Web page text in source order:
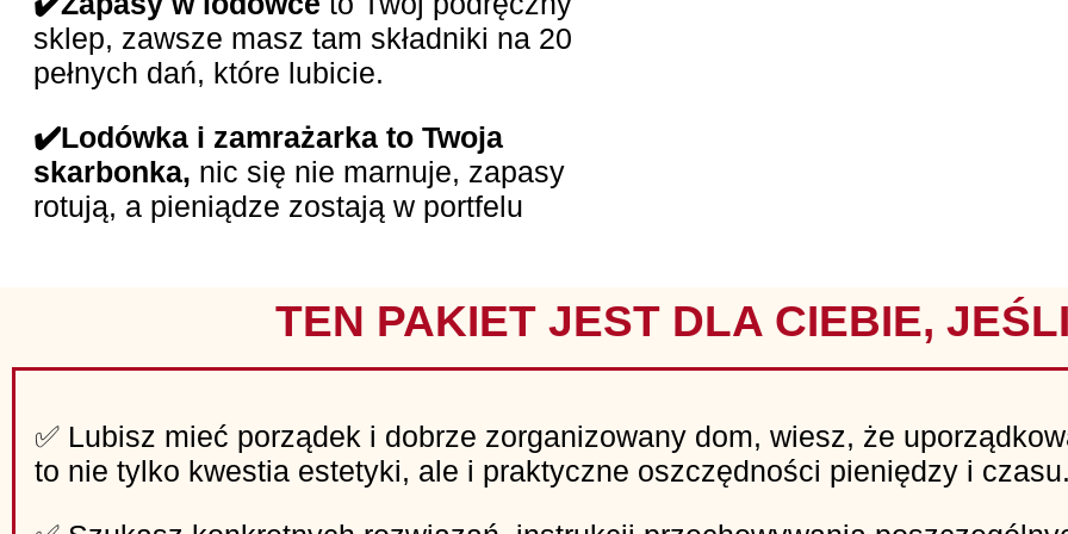
sklep, zawsze masz tam składniki na 20
pełnych dań, które lubicie.
✔️Lodówka i zamrażarka to Twoja
skarbonka, nic się nie marnuje, zapasy
rotują, a pieniądze zostają w portfelu
TEN PAKIET JEST DLA CIEBIE,
✅ Lubisz mieć porządek i dobrze zorganizowany dom, wiesz, że
to nie tylko kwestia estetyki, ale i praktyczne oszczędności pieniędzy i